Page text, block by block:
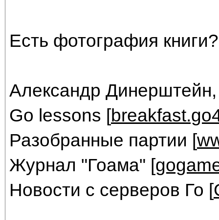
Есть фотография книги?
Александр Динерштейн,
Go lessons [
Разобранные партии [
Журнал "Гоама" [
Новости с серверов Го [